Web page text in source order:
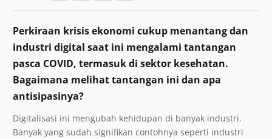
Perkiraan krisis ekonomi cukup menantang dan
industri digital saat ini mengalami tantangan
pasca COVID, termasuk di sektor kesehatan.
Bagaimana melihat tantangan ini dan apa
antisipasinya?
Digitalisasi ini mengubah kehidupan di banyak industri.
Banyak yang sudah signifikan contohnya seperti industri